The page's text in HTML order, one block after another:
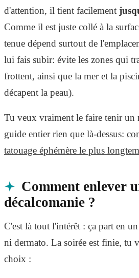
d'attention, il tient facilement
Comme il est juste collé à la
tenue dépend surtout de
lui fais subir: évite les zones qui
frottent, ainsi que la mer et la
décapent la peau).
Tu veux vraiment le faire tenir un
guide entier rien que là-dessus:
tatouage éphémère le plus
Comment enlever
décalcomanie ?
C'est là tout l'intérêt : ça part en
ni dermato. La soirée est finie, tu
choix :